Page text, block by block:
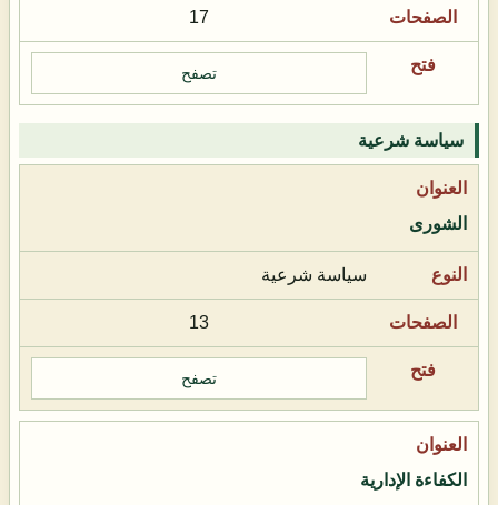
17
تصفح
سياسة شرعية
الشورى
سياسة شرعية
13
تصفح
الكفاءة الإدارية